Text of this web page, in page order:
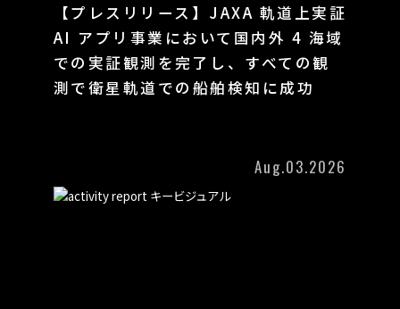
【プレスリリース】JAXA 軌道上実証
AI アプリ事業において国内外 4 海域
での実証観測を完了し、すべての観
測で衛星軌道での船舶検知に成功
Aug.03.2026